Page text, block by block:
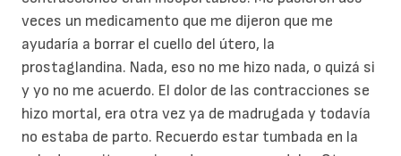
veces un medicamento que me dijeron que me
ayudaría a borrar el cuello del útero, la
prostaglandina. Nada, eso no me hizo nada, o quizá si
y yo no me acuerdo. El dolor de las contracciones se
hizo mortal, era otra vez ya de madrugada y todavía
no estaba de parto. Recuerdo estar tumbada en la